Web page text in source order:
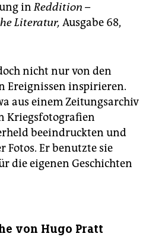
inReddition –
Literatur, Ausgabe 68,
nicht nur von den
Ereignissen inspirieren.
aus einem Zeitungsarchiv
Kriegsfotografien
beeindruckten und
Er benutzte sie
die eigenen Geschichten
von Hugo Pratt